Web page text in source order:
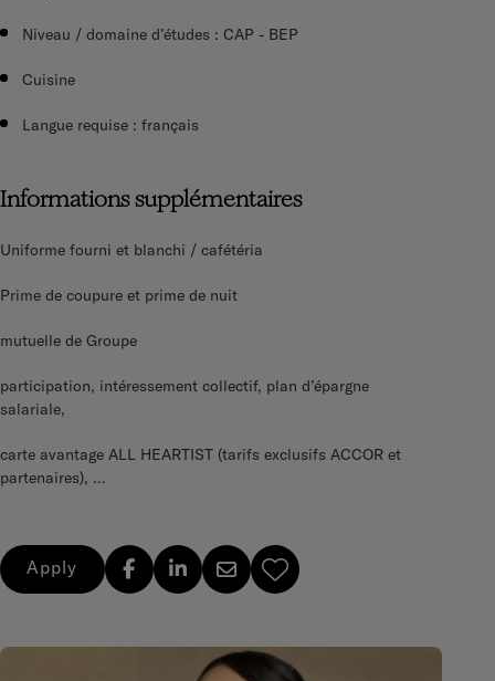
Niveau / domaine d’études : CAP - BEP
Cuisine
Langue requise : français
Informations supplémentaires
Uniforme fourni et blanchi / cafétéria
Prime de coupure et prime de nuit
mutuelle de Groupe
participation, intéressement collectif, plan d’épargne
salariale,
carte avantage ALL HEARTIST (tarifs exclusifs ACCOR et
partenaires), …
Apply